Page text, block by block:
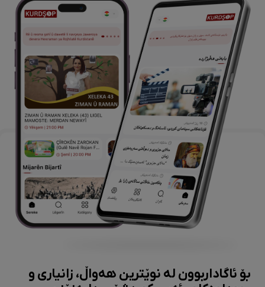
بۆ ئاگاداربوون لە نوێترین هەواڵ، زانیاری و